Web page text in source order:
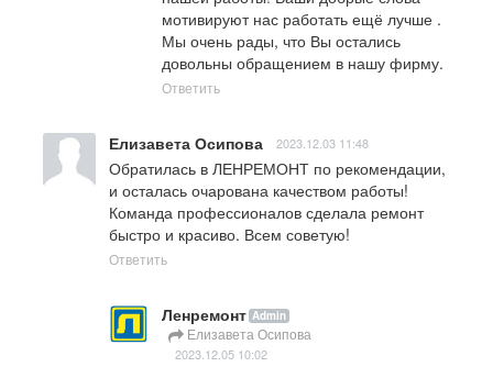
мотивируют нас работать ещё лучше .
Мы очень рады, что Вы остались
довольны обращением в нашу фирму.
Ответить
Елизавета Осипова 2023.12.03 11:48
Обратилась в ЛЕНРЕМОНТ по рекомендации,
и осталась очарована качеством работы!
Команда профессионалов сделала ремонт
быстро и красиво. Всем советую!
Ответить
Ленремонт Admin
Елизавета Осипова
2023.12.05 10:02